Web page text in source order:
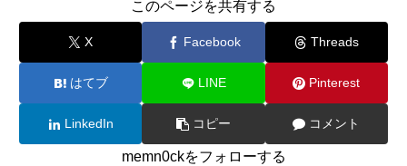
このページを共有する
X Facebook Threads
はてブ LINE Pinterest
LinkedIn コピー コメント
memn0ckをフォローする